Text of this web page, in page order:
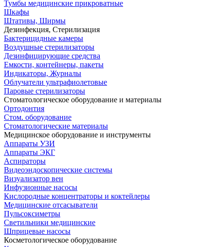
Тумбы медицинские прикроватные
Шкафы
Штативы, Ширмы
Дезинфекция, Стерилизация
Бактерицидные камеры
Воздушные стерилизаторы
Дезинфицирующие средства
Емкости, контейнеры, пакеты
Индикаторы, Журналы
Облучатели ультрафиолетовые
Паровые стерилизаторы
Стоматологическое оборудование и материалы
Ортодонтия
Стом. оборудование
Стоматологические материалы
Медицинское оборудование и инструменты
Аппараты УЗИ
Аппараты ЭКГ
Аспираторы
Видеоэндоскопические системы
Визуализатор вен
Инфузионные насосы
Кислородные концентраторы и коктейлеры
Медицинские отсасыватели
Пульсоксиметры
Светильники медицинские
Шприцевые насосы
Косметологическое оборудование